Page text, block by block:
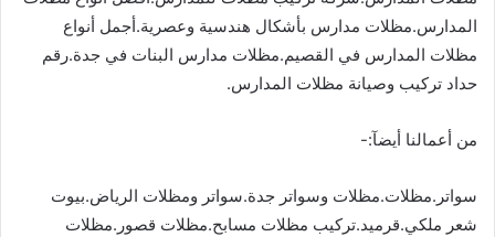
المدارس.مظلات مدارس بأشكال هندسية وعصرية.أجمل أنواع
مظلات المدارس في القصيم.مظلات مدارس البنات في جدة.رقم
حداد تركيب وصيانة مظلات المدارس.
من أعمالنا أيضآ:-
سواتر.مظلات.مظلات وسواتر جدة.سواتر ومظلات الرياض.بيوت
شعر ملكي.قرميد.تركيب مظلات مسابح.مظلات قصور.مظلات